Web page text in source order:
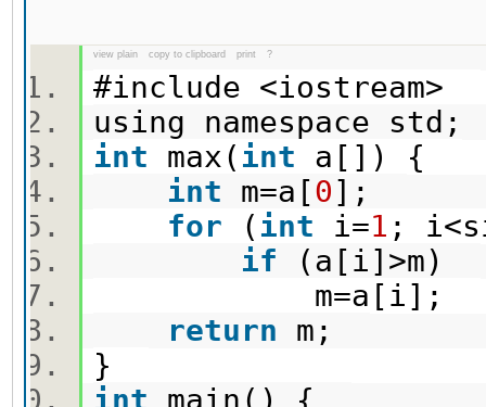
view plain copy to clipboard print ?
#include <iostream>
using namespace
int max( int a[]) {
int m=a[0];
for ( int i=1 ;
if (a[i]>m)
m=a[i];
return m;
}